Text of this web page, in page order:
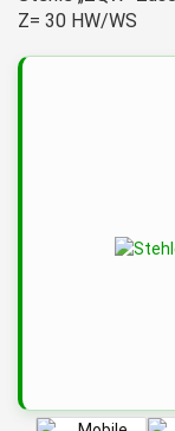
Z= 30 HW/WS